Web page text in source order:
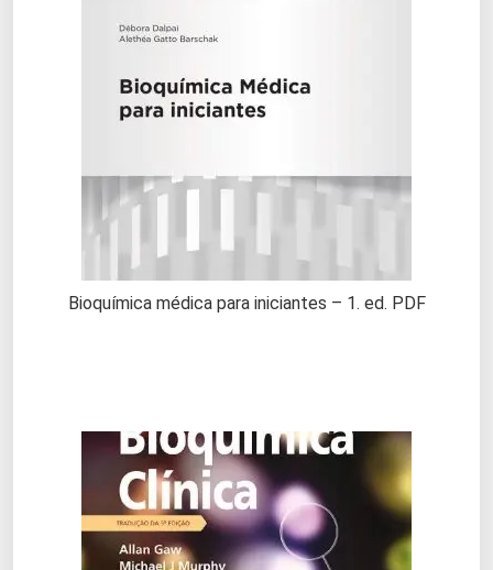
Bioquímica médica para iniciantes – 1. ed. PDF